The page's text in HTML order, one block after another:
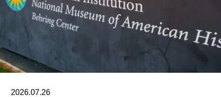
艺术节艺术总监，以及香港西九龙文化区管理局戏
剧与表演艺术部主管。
2026.07.26